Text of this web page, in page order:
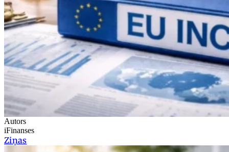
Autors
iFinanses
Ziņas